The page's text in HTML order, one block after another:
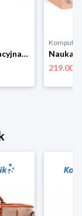
Zabawka edukacyjna,zestaw do odgrywania ról Janod Farma Drewniana J03318
219.00 zł